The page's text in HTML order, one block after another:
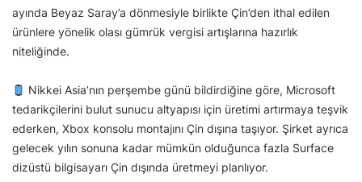
ayında Beyaz Saray’a dönmesiyle birlikte Çin’den ithal edilen
ürünlere yönelik olası gümrük vergisi artışlarına hazırlık
niteliğinde.
Nikkei Asia’nın perşembe günü bildirdiğine göre, Microsoft
tedarikçilerini bulut sunucu altyapısı için üretimi artırmaya teşvik
ederken, Xbox konsolu montajını Çin dışına taşıyor. Şirket ayrıca
gelecek yılın sonuna kadar mümkün olduğunca fazla Surface
dizüstü bilgisayarı Çin dışında üretmeyi planlıyor.